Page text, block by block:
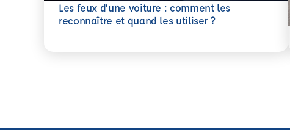
Les feux d’une voiture : comment les
reconnaître et quand les utiliser ?
En savoir plus